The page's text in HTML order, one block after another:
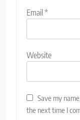
Email*
Website
Save my
the next time I